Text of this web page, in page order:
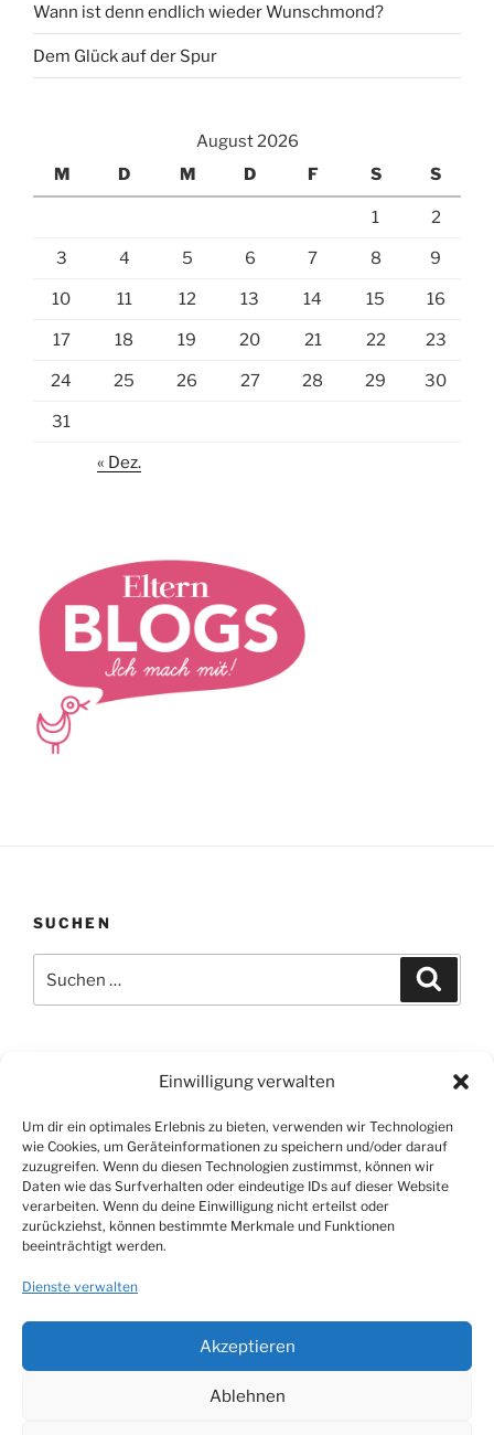
Einwilligung verwalten
Um dir ein optimales Erlebnis zu bieten, verwenden wir Technologien
wie Cookies, um Geräteinformationen zu speichern und/oder darauf
zuzugreifen. Wenn du diesen Technologien zustimmst, können wir
Daten wie das Surfverhalten oder eindeutige IDs auf dieser Website
verarbeiten. Wenn du deine Einwilligung nicht erteilst oder
zurückziehst, können bestimmte Merkmale und Funktionen
beeinträchtigt werden.
Dienste verwalten
Akzeptieren
Ablehnen
Wann ist denn endlich wieder Wunschmond?
Dem Glück auf der Spur
August 2026
M
D M D F S S
1 2
3 4 5 6 7 8 9
10 11 12 13 14 15 16
17 18 19 20 21 22 23
24 25 26 27 28 29 30
31
« Dez.
SUCHEN
nach:
Andrea Labonte
Klosterweg 41
D-82335 Berg
Impressum
Instagram
E-